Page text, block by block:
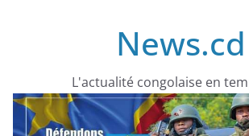
News.cd
L'actualité congolaise en